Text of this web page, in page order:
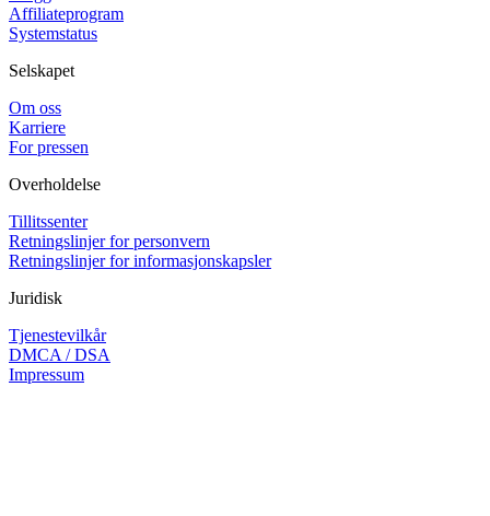
Affiliateprogram
Systemstatus
Selskapet
Om oss
Karriere
For pressen
Overholdelse
Tillitssenter
Retningslinjer for personvern
Retningslinjer for informasjonskapsler
Juridisk
Tjenestevilkår
DMCA / DSA
Impressum